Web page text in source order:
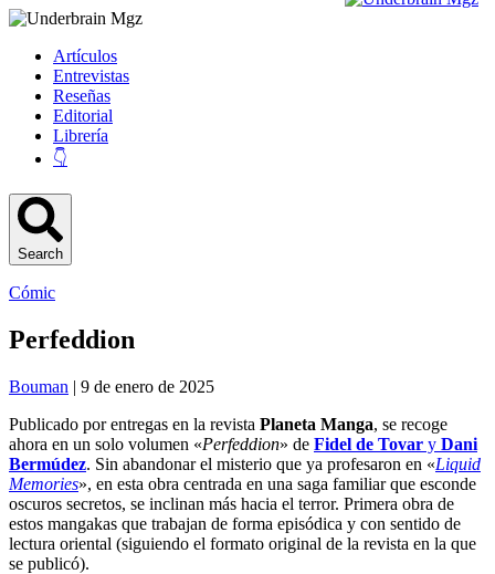
Artículos
Entrevistas
Reseñas
Editorial
Librería
👇
Search
Cómic
Perfeddion
Bouman | 9 de enero de 2025
Publicado por entregas en la revista Planeta Manga, se recoge
ahora en un solo volumen «Perfeddion» de Fidel de Tovar y Dani
Bermúdez. Sin abandonar el misterio que ya profesaron en «Liquid
Memories», en esta obra centrada en una saga familiar que esconde
oscuros secretos, se inclinan más hacia el terror. Primera obra de
estos mangakas que trabajan de forma episódica y con sentido de
lectura oriental (siguiendo el formato original de la revista en la que
se publicó).